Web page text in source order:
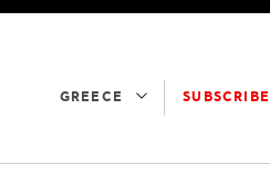
GREECE SUBSCRIBE